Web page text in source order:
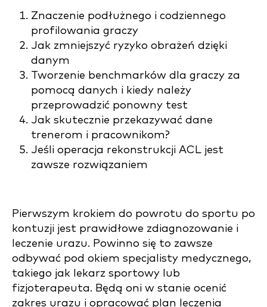
Znaczenie podłużnego i codziennego
profilowania graczy
Jak zmniejszyć ryzyko obrażeń dzięki
danym
Tworzenie benchmarków dla graczy za
pomocą danych i kiedy należy
przeprowadzić ponowny test
Jak skutecznie przekazywać dane
trenerom i pracownikom?
Jeśli operacja rekonstrukcji ACL jest
zawsze rozwiązaniem
Pierwszym krokiem do powrotu do sportu po
kontuzji jest prawidłowe zdiagnozowanie i
leczenie urazu. Powinno się to zawsze
odbywać pod okiem specjalisty medycznego,
takiego jak lekarz sportowy lub
fizjoterapeuta. Będą oni w stanie ocenić
zakres urazu i opracować plan leczenia